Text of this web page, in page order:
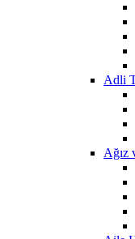
Adli
Ağız